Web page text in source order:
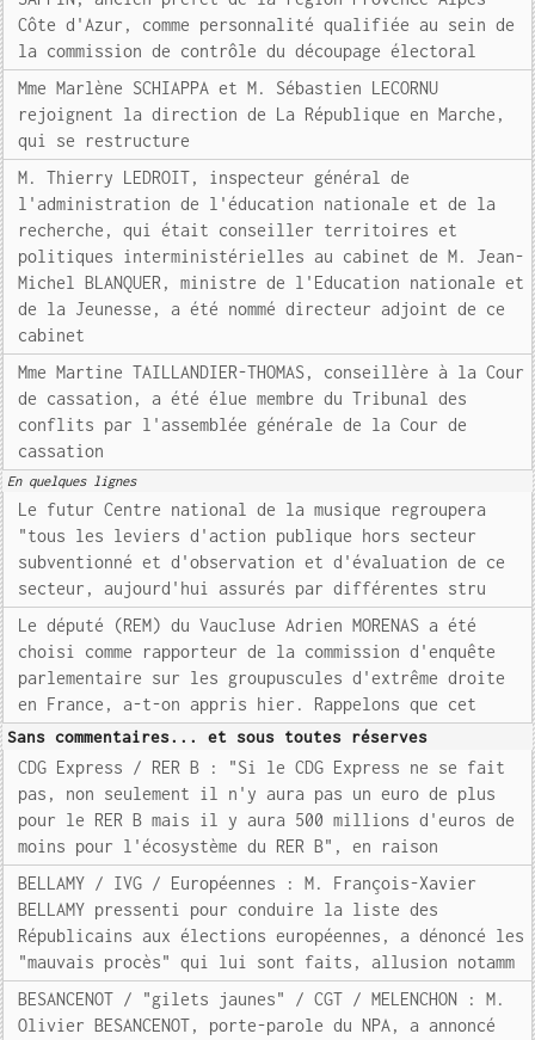
Côte d'Azur, comme personnalité qualifiée au sein de
la commission de contrôle du découpage électoral
Mme Marlène SCHIAPPA et M. Sébastien LECORNU
rejoignent la direction de La République en Marche,
qui se restructure
M. Thierry LEDROIT, inspecteur général de
l'administration de l'éducation nationale et de la
recherche, qui était conseiller territoires et
politiques interministérielles au cabinet de M. Jean-
Michel BLANQUER, ministre de l'Education nationale et
de la Jeunesse, a été nommé directeur adjoint de ce
cabinet
Mme Martine TAILLANDIER-THOMAS, conseillère à la Cour
de cassation, a été élue membre du Tribunal des
conflits par l'assemblée générale de la Cour de
cassation
En quelques lignes
Le futur Centre national de la musique regroupera
"tous les leviers d'action publique hors secteur
subventionné et d'observation et d'évaluation de ce
secteur, aujourd'hui assurés par différentes stru
Le député (REM) du Vaucluse Adrien MORENAS a été
choisi comme rapporteur de la commission d'enquête
parlementaire sur les groupuscules d'extrême droite
en France, a-t-on appris hier. Rappelons que cet
Sans commentaires... et sous toutes réserves
CDG Express / RER B : "Si le CDG Express ne se fait
pas, non seulement il n'y aura pas un euro de plus
pour le RER B mais il y aura 500 millions d'euros de
moins pour l'écosystème du RER B", en raison
BELLAMY / IVG / Européennes : M. François-Xavier
BELLAMY pressenti pour conduire la liste des
Républicains aux élections européennes, a dénoncé les
"mauvais procès" qui lui sont faits, allusion notamm
BESANCENOT / "gilets jaunes" / CGT / MELENCHON : M.
Olivier BESANCENOT, porte-parole du NPA, a annoncé